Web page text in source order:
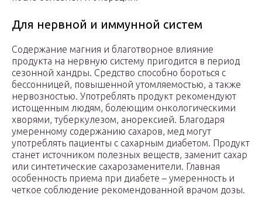
Для нервной и иммунной систем
Содержание магния и благотворное влияние
продукта на нервную систему пригодится в период
сезонной хандры. Средство способно бороться с
бессонницей, повышенной утомляемостью, а также
нервозностью. Употреблять продукт рекомендуют
истощенным людям, болеющим онкологическими
хворями, туберкулезом, анорексией. Благодаря
умеренному содержанию сахаров, мед могут
употреблять пациенты с сахарным диабетом. Продукт
станет источником полезных веществ, заменит сахар
или синтетические сахарозаменители. Главная
особенность приема при диабете – умеренность и
четкое соблюдение рекомендованной врачом дозы.